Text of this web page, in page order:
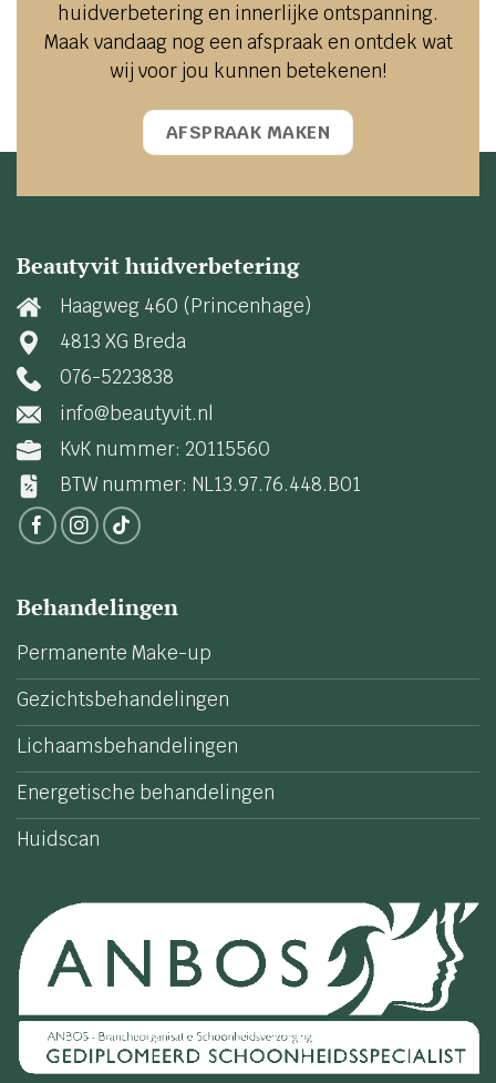
huidverbetering en innerlijke ontspanning.
Maak vandaag nog een afspraak en ontdek wat
wij voor jou kunnen betekenen!
AFSPRAAK MAKEN
Beautyvit huidverbetering
Haagweg 460 (Princenhage)
4813 XG Breda
076-5223838
info@beautyvit.nl
KvK nummer: 20115560
BTW nummer: NL13.97.76.448.B01
Behandelingen
Permanente Make-up
Gezichtsbehandelingen
Lichaamsbehandelingen
Energetische behandelingen
Huidscan